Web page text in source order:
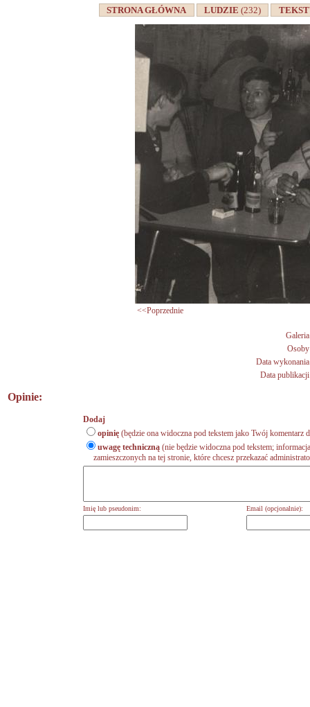
STRONA GŁÓWNA LUDZIE(232)
<<Poprzednie
Data
Data
Opinie:
Dodaj
opinię (będzie ona widoczna pod tekstem jako Twój komentarz
uwagę techniczną (nie będzie widoczna pod tekstem;
zamieszczonych na tej stronie, które chcesz przekazać
Imię lub pseudonim: Email (opcjonalnie):